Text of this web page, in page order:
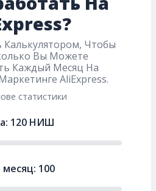
Калькулятором, Чтобы
Вы Можете
Каждый Месяц На
AliExpress.
статистики
120 НИШ
100